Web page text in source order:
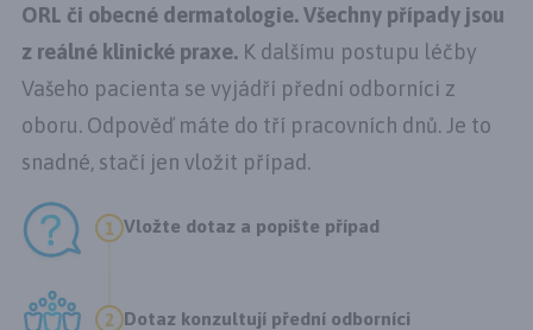
ORL či obecné dermatologie. Všechny případy jsou
z reálné klinické praxe. K dalšímu postupu léčby
Vašeho pacienta se vyjádří přední odborníci z
oboru. Odpověď máte do tří pracovních dnů. Je to
snadné, stačí jen vložit případ.
Vložte dotaz a popište případ
Dotaz konzultují přední odborníci